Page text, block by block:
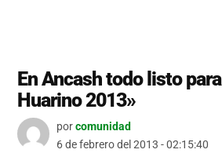
En Ancash todo listo
Huarino 2013»
porcomunidad
6 de febrero del 2013 - 02:15:40